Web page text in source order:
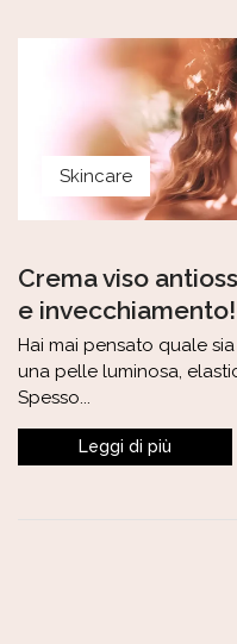
Skincare
Crema viso
e invecchiamento!
Hai mai pensato quale
una pelle luminosa,
Spesso...